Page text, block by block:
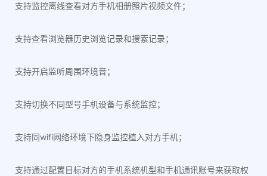
支持监控离线查看对方手机相册照片视频文件；
支持查看浏览器历史浏览记录和搜索记录；
支持开启监听周围环境音；
支持切换不同型号手机设备与系统监控；
支持同wifi网络环境下隐身监控植入对方手机；
支持通过配置目标对方的手机系统机型和手机通讯账号来获取权